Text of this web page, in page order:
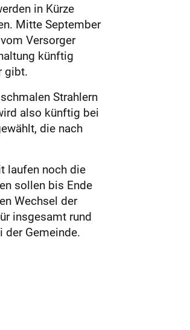
in Kürze
Mitte September
Versorger
künftig
gibt.
Strahlern
also künftig bei
die nach
laufen noch die
sollen bis Ende
Wechsel der
insgesamt rund
der Gemeinde.